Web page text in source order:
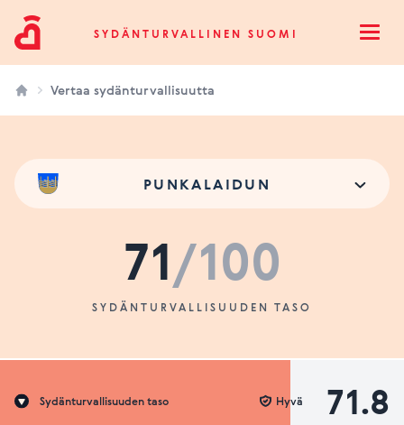
Sydänturvallinen SuomiSYDÄNTURVALLINEN SUOMI
Vertaa sydänturvallisuutta
PUNKALAIDUN
71/100
SYDÄNTURVALLISUUDEN TASO
Sydänturvallisuuden taso 71.8
Hyvä